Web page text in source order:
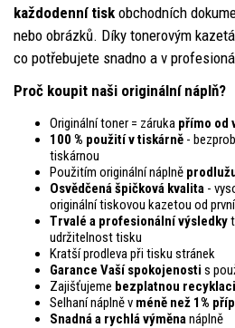
každodenní tisk obchodních
nebo obrázků. Díky tonerovým
co potřebujete snadno a v
Proč koupit naši originální náplň?
Originální toner = záruka přímo od
100 % použití v tiskárně -
tiskárnou
Použitím originální náplně
Osvědčená špičková kvalita -
originální tiskovou kazetou od
Trvalé a profesionální výsledky
udržitelnost tisku
Kratší prodleva při tisku stránek
Garance Vaší spokojenosti s
Zajišťujeme bezplatnou recyklaci
Selhaní náplně v méně než 1%
Snadná a rychlá výměnanáplně